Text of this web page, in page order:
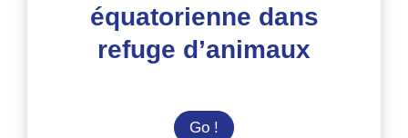
équatorienne dans
refuge d’animaux
Go ! Volontaire